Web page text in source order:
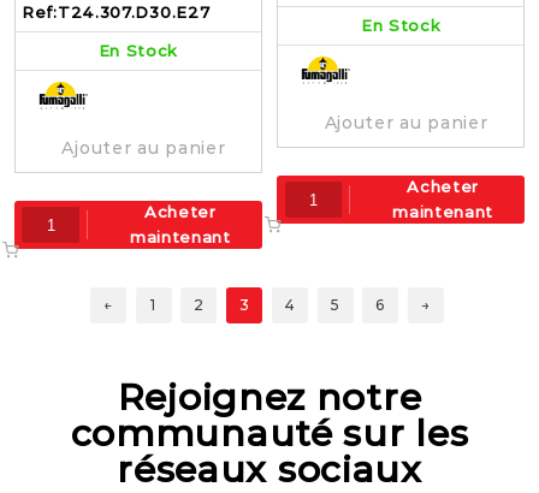
E27 noir –
T24.307.D30.E27
Ref:T24.307.D30.E27
En Stock
Ajouter au panier
Acheter
maintenant
En Stock
Ajouter au panier
Acheter
maintenant
← 1 2 3 4 5 6 →
Rejoignez notre
communauté sur les
réseaux sociaux